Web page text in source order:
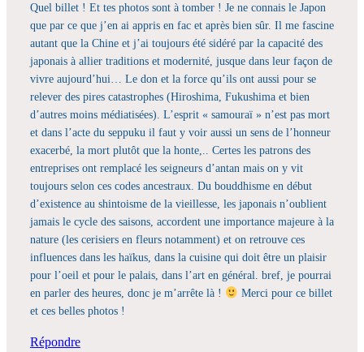
Quel billet ! Et tes photos sont à tomber ! Je ne connais le Japon
que par ce que j’en ai appris en fac et après bien sûr. Il me fascine
autant que la Chine et j’ai toujours été sidéré par la capacité des
japonais à allier traditions et modernité, jusque dans leur façon de
vivre aujourd’hui… Le don et la force qu’ils ont aussi pour se
relever des pires catastrophes (Hiroshima, Fukushima et bien
d’autres moins médiatisées). L’esprit « samouraï » n’est pas mort
et dans l’acte du seppuku il faut y voir aussi un sens de l’honneur
exacerbé, la mort plutôt que la honte,.. Certes les patrons des
entreprises ont remplacé les seigneurs d’antan mais on y vit
toujours selon ces codes ancestraux. Du bouddhisme en début
d’existence au shintoisme de la vieillesse, les japonais n’oublient
jamais le cycle des saisons, accordent une importance majeure à la
nature (les cerisiers en fleurs notamment) et on retrouve ces
influences dans les haïkus, dans la cuisine qui doit être un plaisir
pour l’oeil et pour le palais, dans l’art en général. bref, je pourrai
en parler des heures, donc je m’arrête là !
Merci pour ce billet
et ces belles photos !
Répondre